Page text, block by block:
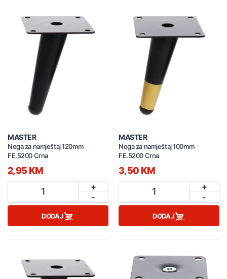
MASTER
Noga za namještaj 120mm
FE.5200 Crna
2,95 KM
1
+
-
DODAJ
MASTER
Noga za namještaj 100mm
FE.5200 Crna
3,50 KM
1
+
-
DODAJ